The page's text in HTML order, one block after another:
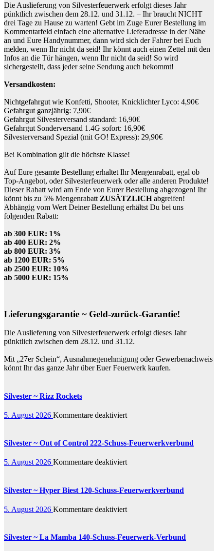
Die Auslieferung von Silvesterfeuerwerk erfolgt dieses Jahr
pünktlich zwischen dem 28.12. und 31.12. – Ihr braucht NICHT
drei Tage zu Hause zu warten! Gebt im Zuge Eurer Bestellung im
Kommentarfeld einfach eine alternative Lieferadresse in der Nähe
an und Eure Handynummer, dann wird sich der Fahrer bei Euch
melden, wenn Ihr nicht da seid! Ihr könnt auch einen Zettel mit den
Infos an die Tür hängen, wenn Ihr nicht da seid! So wird
sichergestellt, dass jeder seine Sendung auch bekommt!
Versandkosten:
Nichtgefahrgut wie Konfetti, Shooter, Knicklichter Lyco: 4,90€
Gefahrgut ganzjährig: 7,90€
Gefahrgut Silvesterversand standard: 16,90€
Gefahrgut Sonderversand 1.4G sofort: 16,90€
Silvesterversand Spezial (mit GO! Express): 29,90€
Bei Kombination gilt die höchste Klasse!
Auf Eure gesamte Bestellung erhaltet Ihr Mengenrabatt, egal ob
Top-Angebot, oder Silvesterfeuerwerk oder alle anderen Produkte!
Dieser Rabatt wird am Ende von Eurer Bestellung abgezogen! Ihr
könnt bis zu 5% Mengenrabatt ZUSÄTZLICHabgreifen!
Abhängig vom Wert Deiner Bestellung erhältst Du bei uns
folgenden Rabatt:
ab 300 EUR: 1%
ab 400 EUR: 2%
ab 800 EUR: 3%
ab 1200 EUR: 5%
ab 2500 EUR: 10%
ab 5000 EUR: 15%
Lieferungsgarantie ~ Geld-zurück-Garantie!
Die Auslieferung von Silvesterfeuerwerk erfolgt dieses Jahr
pünktlich zwischen dem 28.12. und 31.12.
Mit „27er Schein“, Ausnahmegenehmigung oder Gewerbenachweis
könnt Ihr das ganze Jahr über Euer Feuerwerk kaufen.
Silvester ~ Rizz Rockets
5. August 2026 Kommentare deaktiviertfür
Rizz
Silvester ~ Out of Control 222-Schuss-Feuerwerkverbund
5. August 2026 Kommentare deaktiviertfür
Out
of
222-
Silvester ~ Hyper Biest 120-Schuss-Feuerwerkverbund
5. August 2026 Kommentare deaktiviertfür
Hyper
Silvester ~ La Mamba 140-Schuss-Feuerwerk-Verbund